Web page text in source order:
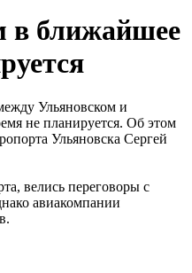
в ближайшее
Ульяновском и
не планируется. Об этом
Ульяновска Сергей
велись переговоры с
авиакомпании